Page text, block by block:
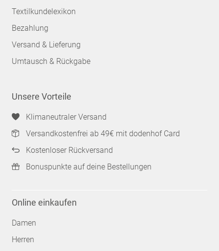
Textilkundelexikon
Bezahlung
Versand & Lieferung
Umtausch & Rückgabe
Unsere Vorteile
Klimaneutraler Versand
Versandkostenfrei ab 49€ mit dodenhof Card
Kostenloser Rückversand
Bonuspunkte auf deine Bestellungen
Online einkaufen
Damen
Herren